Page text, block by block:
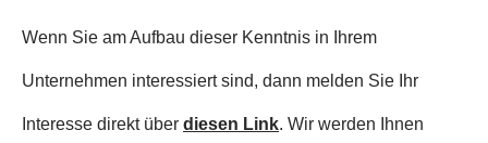
Wenn Sie am Aufbau dieser Kenntnis in Ihrem
Unternehmen interessiert sind, dann melden Sie Ihr
Interesse direkt über diesen Link. Wir werden Ihnen